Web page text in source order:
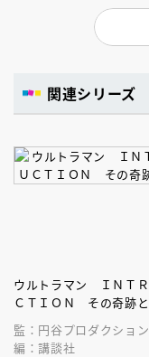
関連シリーズ
ウルトラマン ＩＮＴＲ
ＣＴＩＯＮ その奇跡
監：円谷プロダクション
編：講談社